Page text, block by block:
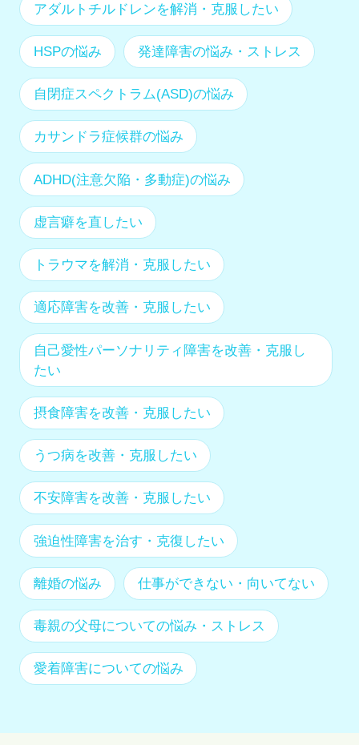
アダルトチルドレンを解消・克服したい
HSPの悩み 発達障害の悩み・ストレス
自閉症スペクトラム(ASD)の悩み
カサンドラ症候群の悩み
ADHD(注意欠陥・多動症)の悩み
虚言癖を直したい
トラウマを解消・克服したい
適応障害を改善・克服したい
自己愛性パーソナリティ障害を改善・克服し
たい
摂食障害を改善・克服したい
うつ病を改善・克服したい
不安障害を改善・克服したい
強迫性障害を治す・克復したい
離婚の悩み 仕事ができない・向いてない
毒親の父母についての悩み・ストレス
愛着障害についての悩み